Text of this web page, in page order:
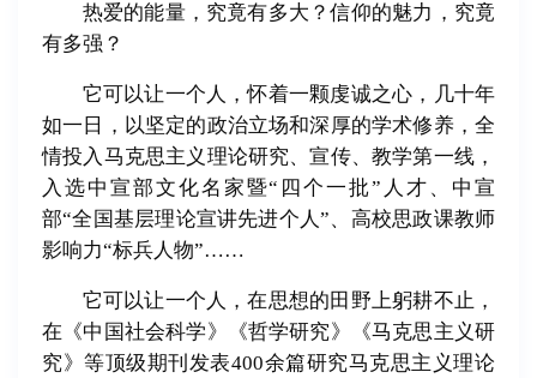
热爱的能量，究竟有多大？信仰的魅力，究竟
有多强？
它可以让一个人，怀着一颗虔诚之心，几十年
如一日，以坚定的政治立场和深厚的学术修养，全
情投入马克思主义理论研究、宣传、教学第一线，
入选中宣部文化名家暨“四个一批”人才、中宣
部“全国基层理论宣讲先进个人”、高校思政课教师
影响力“标兵人物”……
它可以让一个人，在思想的田野上躬耕不止，
在《中国社会科学》《哲学研究》《马克思主义研
究》等顶级期刊发表400余篇研究马克思主义理论